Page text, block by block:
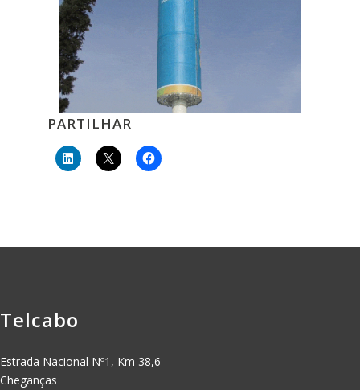
PARTILHAR
Telcabo
Estrada Nacional Nº1, Km 38,6
Cheganças